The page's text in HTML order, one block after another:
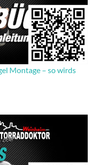
Montage – so wirds